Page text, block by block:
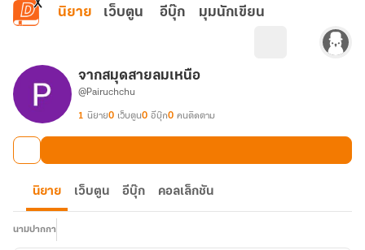
ข้ามไปยังเนื้อหาหลัก
นิยาย เว็บตูน อีบุ๊ก มุมนักเขียน
จากสมุดสายลมเหนือ
@Pairuchchu
1 นิยาย0 เว็บตูน0 อีบุ๊ก0 คนติดตาม
นิยาย เว็บตูน อีบุ๊ก คอลเล็กชัน
นามปากกา